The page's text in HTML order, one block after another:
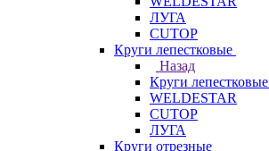
ЛУГА
CUTOP
Круги лепестковые
Назад
Круги лепестковые
WELDESTAR
CUTOP
ЛУГА
Круги отрезные